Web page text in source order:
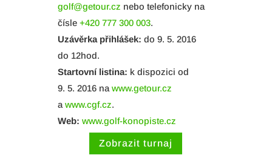
golf@getour.cz nebo telefonicky na
čísle +420 777 300 003.
Uzávěrka přihlášek: do 9. 5. 2016
do 12hod.
Startovní listina: k dispozici od
9. 5. 2016 na www.getour.cz
a www.cgf.cz.
Web: www.golf-konopiste.cz
Zobrazit turnaj